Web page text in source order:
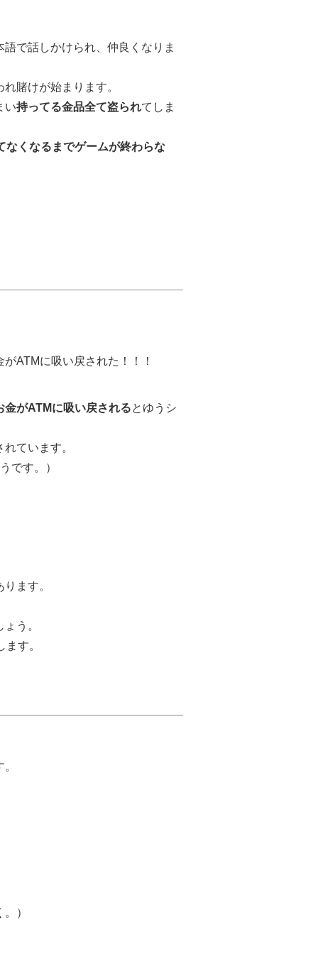
で話しかけられ、仲良くなりま
賭けが始まります。
い持ってる金品全て盗られてしま
なくなるまでゲームが終わらな
ATMに吸い戻された！！！
金がATMに吸い戻されるとゆうシ
れています。
です。）
ます。
う。
す。
）